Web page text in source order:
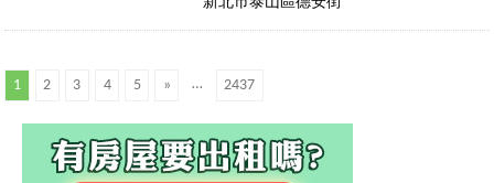
1 2 3 4 5 » … 2437